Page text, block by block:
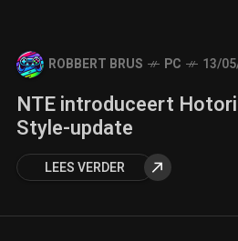
ROBBERT BRUS PC 13/
NTE introduceert
Style-update
LEES VERDER